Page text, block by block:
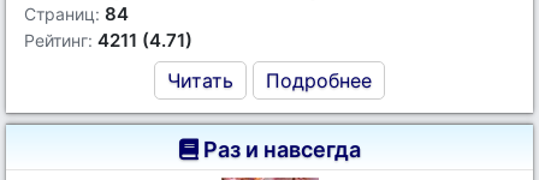
Страниц: 84
Рейтинг: 4211 (4.71)
Читать Подробнее
Раз и навсегда